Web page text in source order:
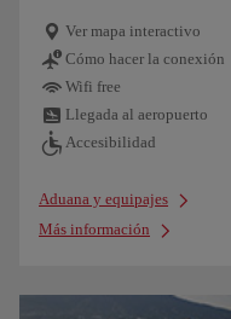
Ver mapa interactivo
Cómo hacer la conexión
Wifi free
Llegada al aeropuerto
Accesibilidad
Aduana y equipajes
Más información